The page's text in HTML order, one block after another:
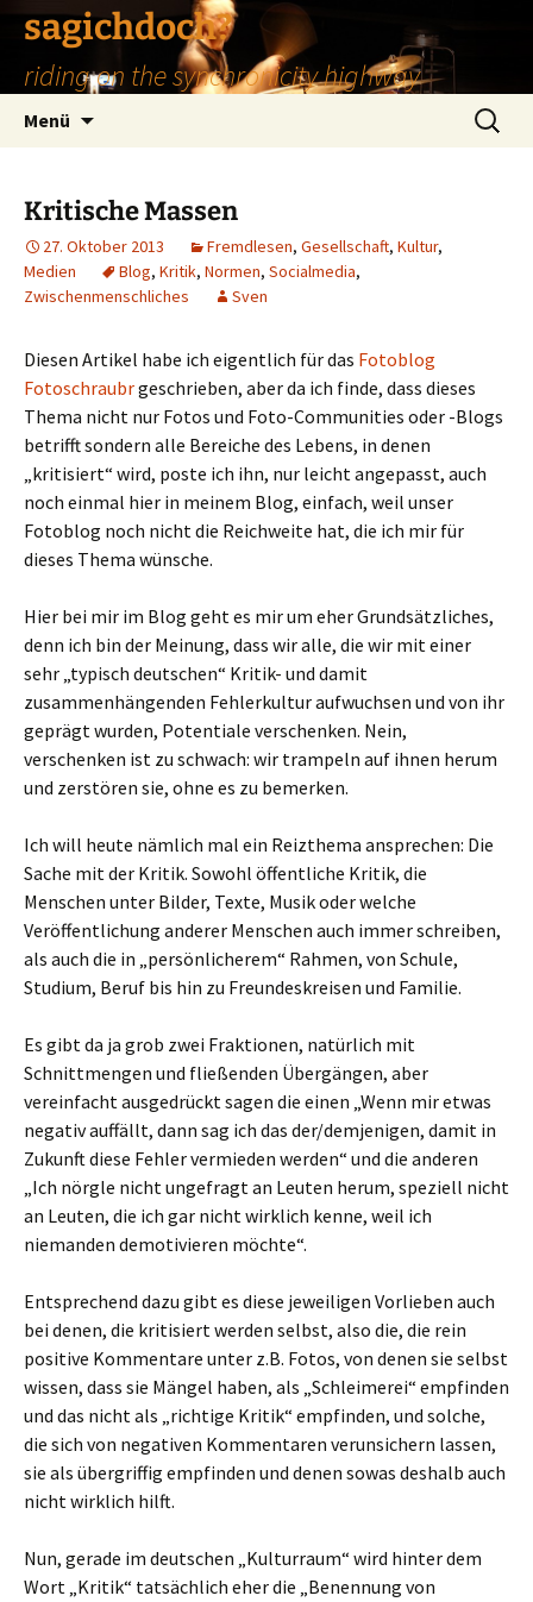
Zum
Inhalt
springen
sagichdoch?
riding on the synchronicity highway
Menü
Suchen
nach:
Kritische Massen
27. Oktober 2013 Fremdlesen, Gesellschaft, Kultur,
Medien
Blog, Kritik, Normen, Socialmedia,
Zwischenmenschliches
Sven
Diesen Artikel habe ich eigentlich für das Fotoblog
Fotoschraubrgeschrieben, aber da ich finde, dass dieses
Thema nicht nur Fotos und Foto-Communities oder -Blogs
betrifft sondern alle Bereiche des Lebens, in denen
„kritisiert“ wird, poste ich ihn, nur leicht angepasst, auch
noch einmal hier in meinem Blog, einfach, weil unser
Fotoblog noch nicht die Reichweite hat, die ich mir für
dieses Thema wünsche.
Hier bei mir im Blog geht es mir um eher Grundsätzliches,
denn ich bin der Meinung, dass wir alle, die wir mit einer
sehr „typisch deutschen“ Kritik- und damit
zusammenhängenden Fehlerkultur aufwuchsen und von ihr
geprägt wurden, Potentiale verschenken. Nein,
verschenken ist zu schwach: wir trampeln auf ihnen herum
und zerstören sie, ohne es zu bemerken.
Ich will heute nämlich mal ein Reizthema ansprechen: Die
Sache mit der Kritik. Sowohl öffentliche Kritik, die
Menschen unter Bilder, Texte, Musik oder welche
Veröffentlichung anderer Menschen auch immer schreiben,
als auch die in „persönlicherem“ Rahmen, von Schule,
Studium, Beruf bis hin zu Freundeskreisen und Familie.
Es gibt da ja grob zwei Fraktionen, natürlich mit
Schnittmengen und fließenden Übergängen, aber
vereinfacht ausgedrückt sagen die einen „Wenn mir etwas
negativ auffällt, dann sag ich das der/demjenigen, damit in
Zukunft diese Fehler vermieden werden“ und die anderen
„Ich nörgle nicht ungefragt an Leuten herum, speziell nicht
an Leuten, die ich gar nicht wirklich kenne, weil ich
niemanden demotivieren möchte“.
Entsprechend dazu gibt es diese jeweiligen Vorlieben auch
bei denen, die kritisiert werden selbst, also die, die rein
positive Kommentare unter z.B. Fotos, von denen sie selbst
wissen, dass sie Mängel haben, als „Schleimerei“ empfinden
und das nicht als „richtige Kritik“ empfinden, und solche,
die sich von negativen Kommentaren verunsichern lassen,
sie als übergriffig empfinden und denen sowas deshalb auch
nicht wirklich hilft.
Nun, gerade im deutschen „Kulturraum“ wird hinter dem
Wort „Kritik“ tatsächlich eher die „Benennung von